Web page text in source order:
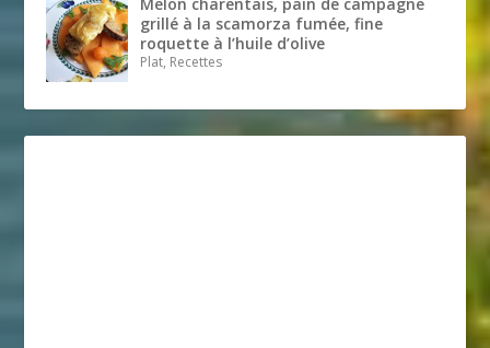
Melon charentais, pain de campagne
grillé à la scamorza fumée, fine
roquette à l’huile d’olive
Plat, Recettes